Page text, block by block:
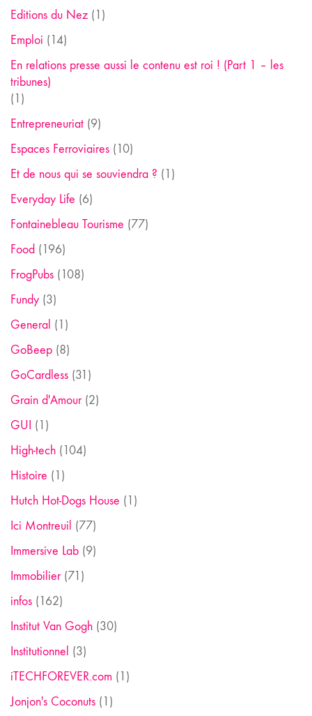
Editions du Nez (1)
Emploi (14)
En relations presse aussi le contenu est roi ! (Part 1 – les
tribunes)
(1)
Entrepreneuriat (9)
Espaces Ferroviaires (10)
Et de nous qui se souviendra ? (1)
Everyday Life (6)
Fontainebleau Tourisme (77)
Food (196)
FrogPubs (108)
Fundy (3)
General (1)
GoBeep (8)
GoCardless (31)
Grain d'Amour(2)
GUI (1)
High-tech (104)
Histoire (1)
Hutch Hot-Dogs House (1)
Ici Montreuil (77)
Immersive Lab (9)
Immobilier(71)
infos (162)
Institut Van Gogh (30)
Institutionnel (3)
iTECHFOREVER.com (1)
Jonjon's Coconuts (1)